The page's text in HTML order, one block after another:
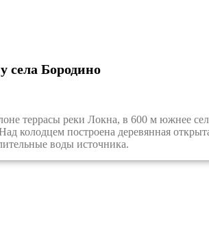
села Бородино
террасы реки Локна, в 600 м южнее
колодцем построена деревянная
воды источника.